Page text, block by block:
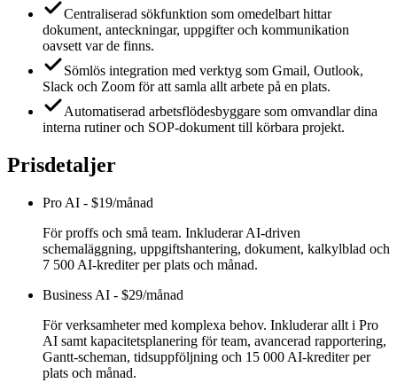
Centraliserad sökfunktion som omedelbart hittar
dokument, anteckningar, uppgifter och kommunikation
oavsett var de finns.
Sömlös integration med verktyg som Gmail, Outlook,
Slack och Zoom för att samla allt arbete på en plats.
Automatiserad arbetsflödesbyggare som omvandlar dina
interna rutiner och SOP-dokument till körbara projekt.
Prisdetaljer
Pro AI - $19/månad
För proffs och små team. Inkluderar AI-driven
schemaläggning, uppgiftshantering, dokument, kalkylblad och
7 500 AI-krediter per plats och månad.
Business AI - $29/månad
För verksamheter med komplexa behov. Inkluderar allt i Pro
AI samt kapacitetsplanering för team, avancerad rapportering,
Gantt-scheman, tidsuppföljning och 15 000 AI-krediter per
plats och månad.